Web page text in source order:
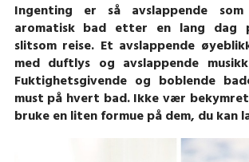
Ingenting er så avslappende
aromatisk bad etter en lang dag
slitsom reise. Et avslappende
med duftlys og avslappende
Fuktighetsgivende og boblende
must på hvert bad. Ikke vær
bruke en liten formue på dem, du kan